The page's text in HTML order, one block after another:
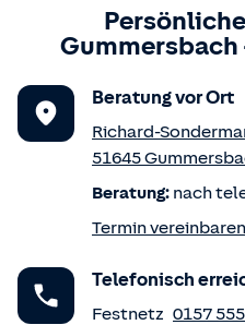
Gummersbach
Beratung vor Ort
Richard-
51645
Beratung: nach
Termin vereinbaren
Telefonisch
Festnetz 0157